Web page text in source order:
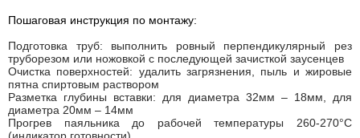
Пошаговая инструкция по монтажу:
Подготовка труб: выполнить ровный перпендикулярный рез
труборезом или ножовкой с последующей зачисткой заусенцев
Очистка поверхностей: удалить загрязнения, пыль и жировые
пятна спиртовым раствором
Разметка глубины вставки: для диаметра 32мм – 18мм, для
диаметра 20мм – 14мм
Прогрев паяльника до рабочей температуры 260-270°C